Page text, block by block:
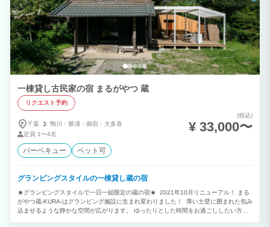
一棟貸し古民家の宿 まるがやつ 蔵
リクエスト予約
千葉 鴨川・ 勝浦・ 御宿・ 大多喜
定員 1〜4名
(税込)
¥ 33,000〜
バーベキュー ペット可
グランピングスタイルの一棟貸し蔵の宿
★グランピングスタイルで一日一組限定の蔵の宿★ 2021年10月リニューアル！ まる
がやつ蔵-KURA-はグランピング施設に生まれ変わりました！ 厚い土壁に囲まれた包み
込ませるような静かな空間が広がります。 ゆったりとした時間をお過ごししたい方は